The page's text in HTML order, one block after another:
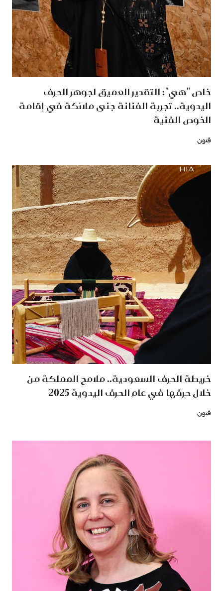
خاص "هي": التقدير العميق لجوهر الحِرف
اليدوية.. تجربة الفنانة جنى ملائكة في إقامة
الخوص الفنية
فنون
خريطة الحرف السعودية.. ملامح المملكة من
خلال حِرَفها في عام الحرف اليدوية 2025
فنون